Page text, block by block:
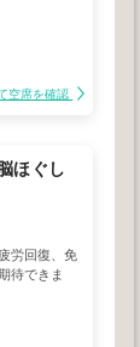
空席を確認
ほぐし
労回復、免
待できま